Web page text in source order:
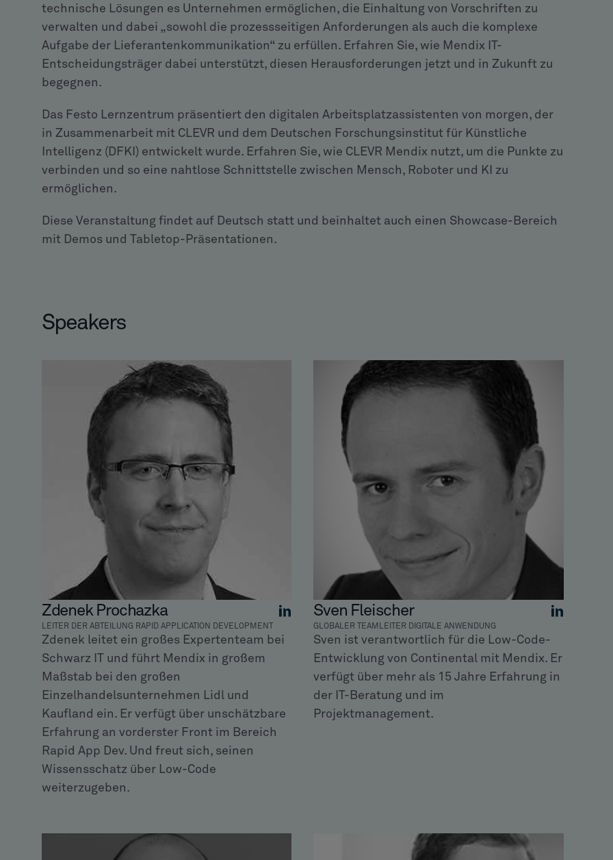
technische Lösungen es Unternehmen ermöglichen, die Einhaltung von Vorschriften zu
verwalten und dabei „sowohl die prozessseitigen Anforderungen als auch die komplexe
Aufgabe der Lieferantenkommunikation“ zu erfüllen. Erfahren Sie, wie Mendix IT-
Entscheidungsträger dabei unterstützt, diesen Herausforderungen jetzt und in Zukunft zu
begegnen.
Das Festo Lernzentrum präsentiert den digitalen Arbeitsplatzassistenten von morgen, der
in Zusammenarbeit mit CLEVR und dem Deutschen Forschungsinstitut für Künstliche
Intelligenz (DFKI) entwickelt wurde. Erfahren Sie, wie CLEVR Mendix nutzt, um die Punkte zu
verbinden und so eine nahtlose Schnittstelle zwischen Mensch, Roboter und KI zu
ermöglichen.
Diese Veranstaltung findet auf Deutsch statt und beinhaltet auch einen Showcase-Bereich
mit Demos und Tabletop-Präsentationen.
Speakers
Zdenek Prochazka
LEITER DER ABTEILUNG RAPID APPLICATION DEVELOPMENT
Zdenek leitet ein großes Expertenteam bei
Schwarz IT und führt Mendix in großem
Maßstab bei den großen
Einzelhandelsunternehmen Lidl und
Kaufland ein. Er verfügt über unschätzbare
Erfahrung an vorderster Front im Bereich
Rapid App Dev. Und freut sich, seinen
Wissensschatz über Low-Code
weiterzugeben.
Sven Fleischer
GLOBALER TEAMLEITER DIGITALE ANWENDUNG
Sven ist verantwortlich für die Low-Code-
Entwicklung von Continental mit Mendix. Er
verfügt über mehr als 15 Jahre Erfahrung in
der IT-Beratung und im
Projektmanagement.